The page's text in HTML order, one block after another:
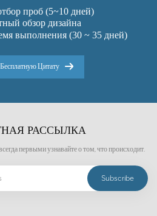
проб (5~10 дней)
обзор дизайна
выполнения (30 ~ 35 дней)
Цитату
РАССЫЛКА
первыми узнавайте о том, что происходит.